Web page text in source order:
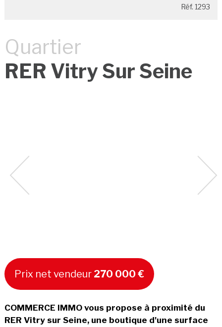
Réf. 1293
Quartier
RER Vitry Sur Seine
Prix net vendeur 270 000 €
COMMERCE IMMO vous propose à proximité du
RER Vitry sur Seine, une boutique d'une surface